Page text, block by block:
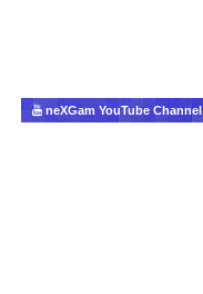
neXGam YouTube Channel